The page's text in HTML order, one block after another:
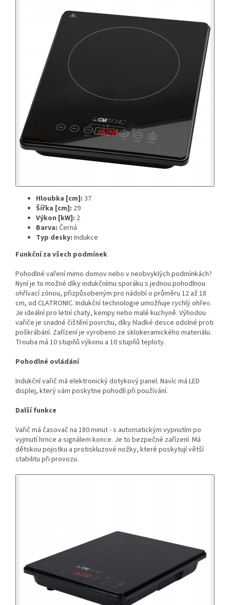
Hloubka [cm]: 37
Šířka [cm]: 29
Výkon [kW]: 2
Barva: Černá
Typ desky: Indukce
Funkční za všech podmínek
Pohodlné vaření mimo domov nebo v neobvyklých podmínkách?
Nyní je to možné díky indukčnímu sporáku s jednou pohodlnou
ohřívací zónou, přizpůsobeným pro nádobí o průměru 12 až 18
cm, od CLATRONIC. Indukční technologie umožňuje rychlý ohřev.
Je ideální pro letní chaty, kempy nebo malé kuchyně. Výhodou
vařiče je snadné čištění povrchu, díky hladké desce odolné proti
poškrábání. Zařízení je vyrobeno ze sklokeramického materiálu.
Trouba má 10 stupňů výkonu a 10 stupňů teploty.
Pohodlné ovládání
Indukční vařič má elektronický dotykový panel. Navíc má LED
displej, který vám poskytne pohodlí při používání.
Další funkce
Vařič má časovač na 180 minut - s automatickým vypnutím po
vyjmutí hrnce a signálem konce. Je to bezpečné zařízení. Má
dětskou pojistku a protiskluzové nožky, které poskytují větší
stabilitu při provozu.